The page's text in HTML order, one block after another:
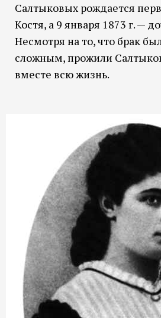
Салтыковых рождается
Костя, а 9 января 1873 г. —
Несмотря на то, что брак
сложным, прожили
вместе всю жизнь.